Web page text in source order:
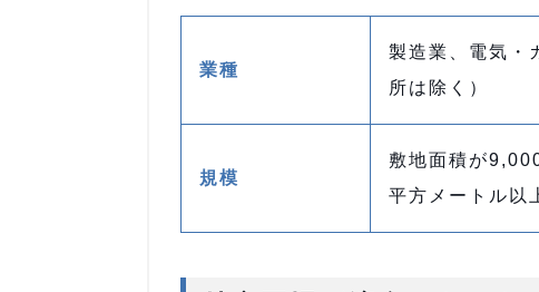
業種
製造業、電気・
所は除く）
規模
敷地面積が
平方メートル以